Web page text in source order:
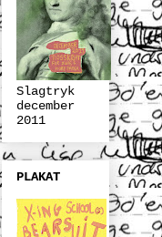
Slagtryk
december
2011
PLAKAT